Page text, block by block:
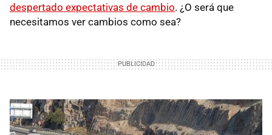
despertado expectativas de cambio. ¿O será que
necesitamos ver cambios como sea?